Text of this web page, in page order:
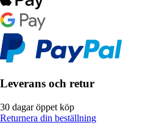
Leverans och retur
30 dagar öppet köp
Returnera din beställning